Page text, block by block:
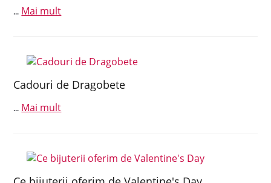
... Mai mult
Cadouri de Dragobete
... Mai mult